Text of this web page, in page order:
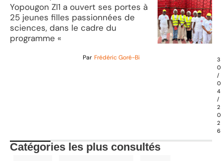
Yopougon ZI1 a ouvert ses portes à
25 jeunes filles passionnées de
sciences, dans le cadre du
programme «
Par Frédéric Goré-Bi
3
0
/
0
4
/
2
0
2
6
Catégories les plus consultés